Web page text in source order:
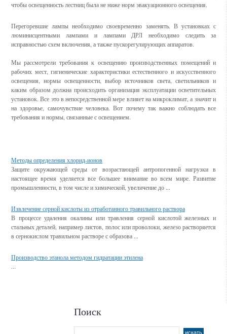
чтобы освещенность лестниц была не ниже норм эвакуационного освещения.
Перегоревшие лампы необходимо своевременно заменять. В установках с
люминисцентными лампами и лампами ДРЛ необходимо следить за
исправностью схем включения, а также пускорегулирующих аппаратов.
Мы рассмотрели требования к освещению производственных помещений и
рабочих мест, гигиенические характеристики естественного и искусственного
освещения, нормы освещенности, выбор источников света, светильников и
каким образом должна происходить организация эксплуатации осветительных
установок. Все это в непосредственной мере влияет на микроклимат, а значит и
на здоровье, самочувствие человека. Вот почему так важно соблюдать все
требования и нормы, связанные с освещением.
Методы определения хлорид-ионов
Защите окружающей среды от возрастающей антропогенной нагрузки в
настоящее время уделяется все большее внимание во всем мире. Развитие
промышленности, в том числе и химической, увеличение до ...
Извлечение серной кислоты из отработанного травильного раствора
В процессе удаления окалины или травления серной кислотой железных и
стальных деталей, например листов, полос или проволоки, железо растворяется
в сернокислом травильном растворе с образова ...
Производство этанола методом гидратации этилена
...
Поиск